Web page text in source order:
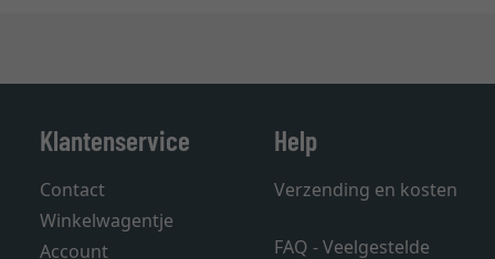
Klantenservice
Contact
Winkelwagentje
Account
Help
Verzending en kosten
FAQ - Veelgestelde